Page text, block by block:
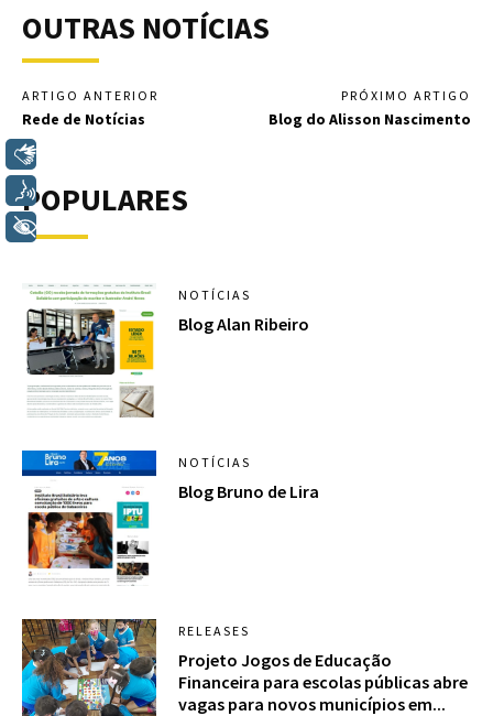
OUTRAS NOTÍCIAS
ARTIGO ANTERIOR
Rede de Notícias
PRÓXIMO ARTIGO
Blog do Alisson Nascimento
POPULARES
NOTÍCIAS
Blog Alan Ribeiro
NOTÍCIAS
Blog Bruno de Lira
RELEASES
Projeto Jogos de Educação
Financeira para escolas públicas abre
vagas para novos municípios em...
Voz